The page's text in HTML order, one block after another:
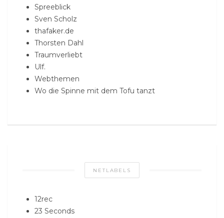
Spreeblick
Sven Scholz
thafaker.de
Thorsten Dahl
Traumverliebt
Ulf.
Webthemen
Wo die Spinne mit dem Tofu tanzt
NETLABELS
12rec
23 Seconds